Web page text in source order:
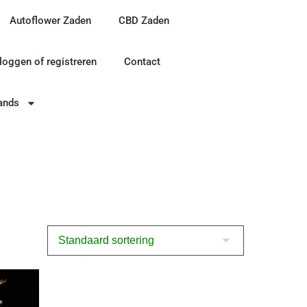
Autoflower Zaden CBD Zaden
of registreren Contact